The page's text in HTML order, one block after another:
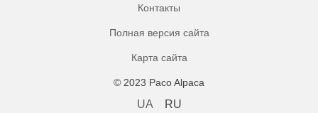
Контакты
Полная версия сайта
Карта сайта
© 2023 Paco Alpaca
UA RU